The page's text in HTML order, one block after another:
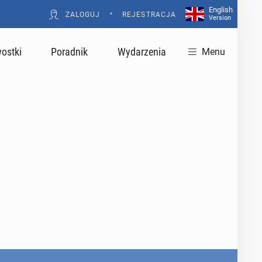
ZALOGUJ • REJESTRACJA
English
Version
Poradnik Wydarzenia Menu